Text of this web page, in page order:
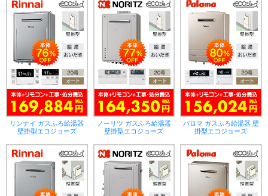
リンナイ ガスふろ給湯器
壁掛型エコジョーズ
ノーリツ ガスふろ給湯器
壁掛型エコジョーズ
パロマ ガスふろ給湯器 壁
掛型エコジョーズ